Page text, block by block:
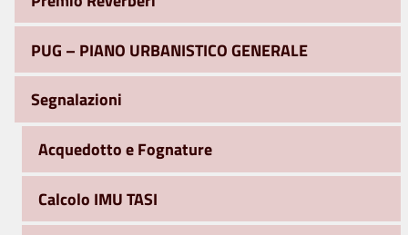
PUG – PIANO URBANISTICO GENERALE
Segnalazioni
Acquedotto e Fognature
Calcolo IMU TASI